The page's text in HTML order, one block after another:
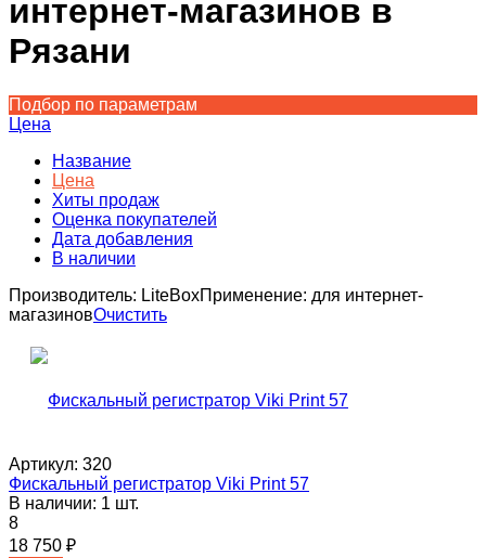
интернет-магазинов в
Рязани
Подбор по параметрам
Цена
Название
Цена
Хиты продаж
Оценка покупателей
Дата добавления
В наличии
Производитель: LiteBoxПрименение: для интернет-
магазиновОчистить
Артикул: 320
Фискальный регистратор Viki Print 57
В наличии: 1 шт.
8
18 750 ₽